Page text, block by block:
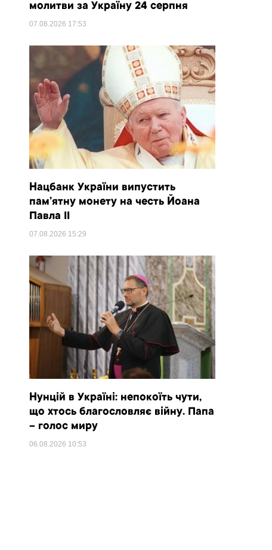
молитви за Україну 24 серпня
07.08.2026 17:53
Нацбанк України випустить
пам’ятну монету на честь Йоана
Павла II
07.08.2026 15:29
Нунцій в Україні: непокоїть чути,
що хтось благословляє війну. Папа
– голос миру
06.08.2026 10:53